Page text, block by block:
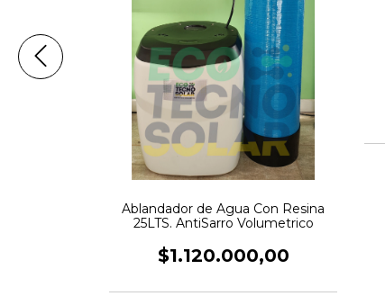
Ablandador de Agua Con Resina
25LTS. AntiSarro Volumetrico
$1.120.000,00